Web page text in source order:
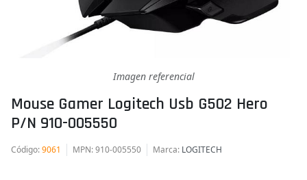
Imagen referencial
Mouse Gamer Logitech Usb G502 Hero
P/n 910-005550
Código:9061 MPN: 910-005550 Marca: LOGITECH